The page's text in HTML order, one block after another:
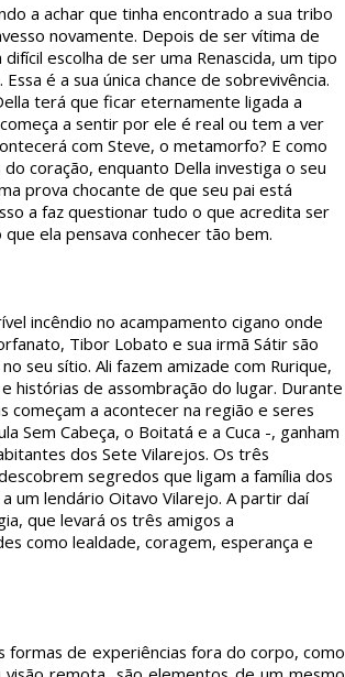
a achar que tinha encontrado a sua tribo
novamente. Depois de ser vítima de
escolha de ser uma Renascida, um tipo
é a sua única chance de sobrevivência.
terá que ficar eternamente ligada a
a sentir por ele é real ou tem a ver
com Steve, o metamorfo? E como
coração, enquanto Della investiga o seu
prova chocante de que seu pai está
a faz questionar tudo o que acredita ser
ela pensava conhecer tão bem.
incêndio no acampamento cigano onde
Tibor Lobato e sua irmã Sátir são
seu sítio. Ali fazem amizade com Rurique,
histórias de assombração do lugar. Durante
começam a acontecer na região e seres
Sem Cabeça, o Boitatá e a Cuca -, ganham
dos Sete Vilarejos. Os três
segredos que ligam a família dos
um lendário Oitavo Vilarejo. A partir daí
que levará os três amigos a
como lealdade, coragem, esperança e
formas de experiências fora do corpo, como